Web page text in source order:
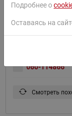
060-114866
Смотреть
Подробнее о
Оставаясь на